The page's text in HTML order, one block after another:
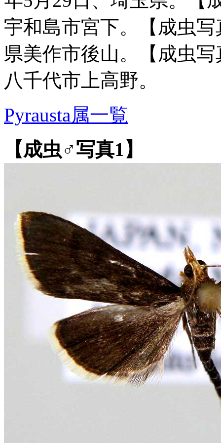
宇和島市宮下。【成虫
県美作市後山。【成虫
八千代市上高野。
Pyrausta属一覧
【成虫♂写真1】